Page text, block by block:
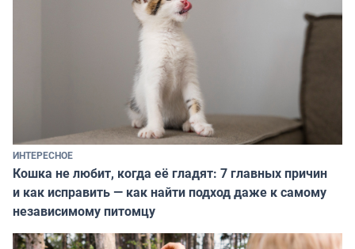
ИНТЕРЕСНОЕ
Кошка не любит, когда её гладят: 7 главных причин
и как исправить — как найти подход даже к самому
независимому питомцу